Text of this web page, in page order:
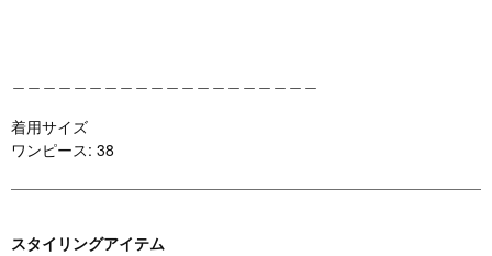
着用サイズ
ワンピース: 38
スタイリングアイテム